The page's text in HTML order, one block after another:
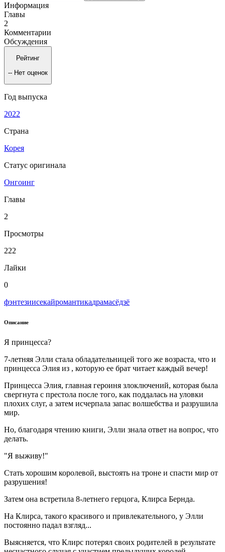
Информация
Главы
2
Комментарии
Обсуждения
Рейтинг
-- Нет оценок
Год выпуска
2022
Страна
Корея
Статус оригинала
Онгоинг
Главы
2
Просмотры
222
Лайки
0
фэнтезиисекайромантикадрамасёдзё
Описание
Я принцесса?
7-летняя Элли стала обладательницей того же возраста, что и
принцесса Элия из , которую ее брат читает каждый вечер!
Принцесса Элия, главная героиня злоключений, которая была
свергнута с престола после того, как поддалась на уловки
плохих слуг, а затем исчерпала запас волшебства и разрушила
мир.
Но, благодаря чтению книги, Элли знала ответ на вопрос, что
делать.
"Я выживу!"
Стать хорошим королевой, выстоять на троне и спасти мир от
разрушения!
Затем она встретила 8-летнего герцога, Клирса Бернда.
На Клирса, такого красивого и привлекательного, у Элли
постоянно падал взгляд...
Выясняется, что Клирс потерял своих родителей в результате